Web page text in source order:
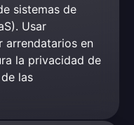
sistemas de
Usar
arrendatarios en
la privacidad de
las